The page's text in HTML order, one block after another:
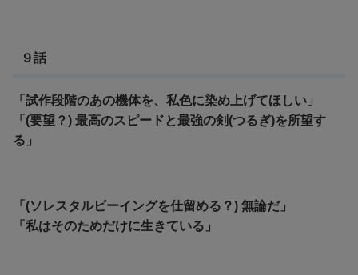
９話
「試作段階のあの機体を、私色に染め上げてほしい」
「(要望？) 最高のスピードと最強の剣(つるぎ)を所望す
る」
「(ソレスタルビーイングを仕留める？) 無論だ」
「私はそのためだけに生きている」